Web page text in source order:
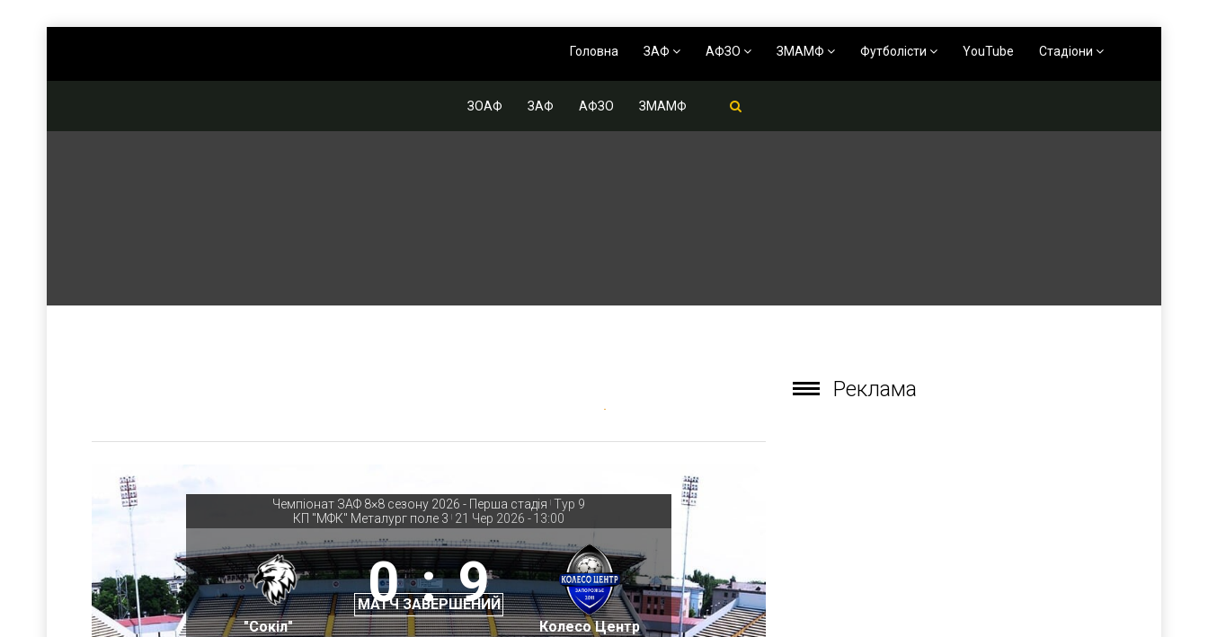
Головна ЗАФ АФЗО ЗМАМФ Футболісти YouTube Стадіони
ЗОАФ ЗАФ АФЗО ЗМАМФ
Чемпіонат ЗАФ 8×8 сезону 2026 - Перша стадія | Тур 9
КП "МФК" Металург поле 3 | 21 Чер 2026 - 13:00
"Сокіл"
0 : 9
МАТЧ ЗАВЕРШЕНИЙ
Колесо Центр
Реклама